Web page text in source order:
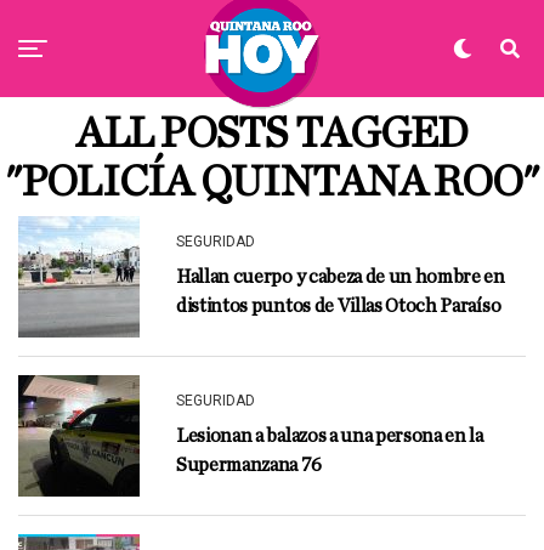
ALL POSTS TAGGED
"POLICÍA QUINTANA ROO"
SEGURIDAD
Hallan cuerpo y cabeza de un hombre en
distintos puntos de Villas Otoch Paraíso
SEGURIDAD
Lesionan a balazos a una persona en la
Supermanzana 76